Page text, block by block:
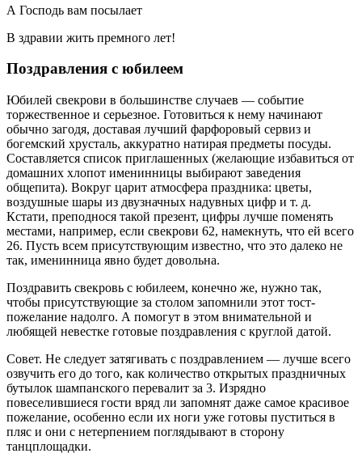
А Господь вам посылает
В здравии жить премного лет!
Поздравления с юбилеем
Юбилей свекрови в большинстве случаев — событие
торжественное и серьезное. Готовиться к нему начинают
обычно загодя, доставая лучший фарфоровый сервиз и
богемский хрусталь, аккуратно натирая предметы посуды.
Составляется список приглашенных (желающие избавиться от
домашних хлопот именинницы выбирают заведения
общепита). Вокруг царит атмосфера праздника: цветы,
воздушные шары из двузначных надувных цифр и т. д.
Кстати, преподнося такой презент, цифры лучше поменять
местами, например, если свекрови 62, намекнуть, что ей всего
26. Пусть всем присутствующим известно, что это далеко не
так, именинница явно будет довольна.
Поздравить свекровь с юбилеем, конечно же, нужно так,
чтобы присутствующие за столом запомнили этот тост-
пожелание надолго. А помогут в этом внимательной и
любящей невестке готовые поздравления с круглой датой.
Совет. Не следует затягивать с поздравлением — лучше всего
озвучить его до того, как количество открытых праздничных
бутылок шампанского перевалит за 3. Изрядно
повеселившиеся гости вряд ли запомнят даже самое красивое
пожелание, особенно если их ноги уже готовы пуститься в
пляс и они с нетерпением поглядывают в сторону
танцплощадки.